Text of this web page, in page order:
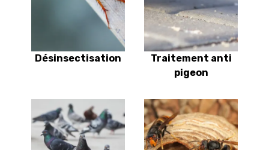
Désinsectisation
Traitement anti
pigeon